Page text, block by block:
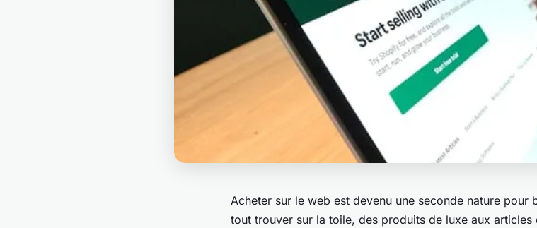
Acheter sur le web est devenu une seconde nature pour
tout trouver sur la toile, des produits de luxe aux articles